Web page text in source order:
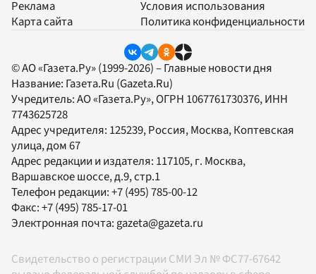
Реклама
Карта сайта
Условия использования
Политика конфиденциальности
© АО «Газета.Ру» (1999-2026) – Главные новости дня
Название: Газета.Ru (Gazeta.Ru)
Учредитель:АО «Газета.Ру», ОГРН 1067761730376, ИНН
7743625728
Адрес учредителя: 125239, Россия, Москва, Коптевская
улица, дом 67
Адрес редакции и издателя: 117105, г. Москва,
Варшавское шоссе, д.9, стр.1
Телефон редакции:+7 (495) 785-00-12
Факс:+7 (495) 785-17-01
Электронная почта: gazeta@gazeta.ru
Свидетельство о регистрации СМИ Эл № ФС77-67642